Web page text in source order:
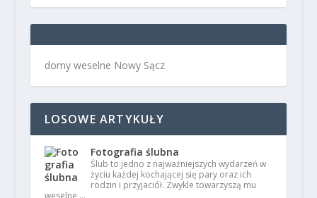
domy weselne Nowy Sącz
LOSOWE ARTYKUŁY
Fotografia ślubna
Ślub to jedno z najważniejszych wydarzeń w
życiu każdej kochającej się pary oraz ich
rodzin i przyjaciół. Zwykle towarzyszą mu
weselne …